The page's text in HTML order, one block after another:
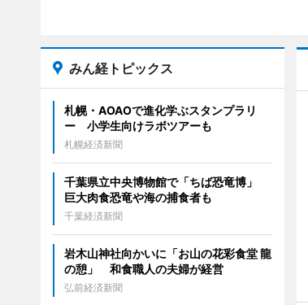
みん経トピックス
札幌・AOAOで進化学ぶスタンプラリ
ー 小学生向けラボツアーも
札幌経済新聞
千葉県立中央博物館で「ちば恐竜博」
巨大肉食恐竜や海の捕食者も
千葉経済新聞
岩木山神社向かいに「お山の花彩食堂 龍
の憩」 和食職人の夫婦が経営
弘前経済新聞